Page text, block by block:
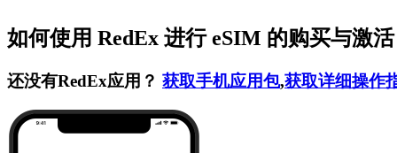
如何使用 RedEx 进行 eSIM 的购买与激活
还没有RedEx应用？ 获取手机应用包,获取详细操作